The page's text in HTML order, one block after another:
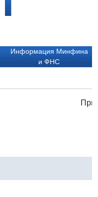
Информация Минфина
и ФНС